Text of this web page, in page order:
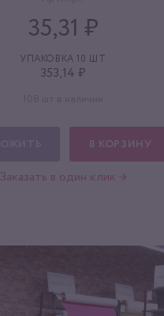
35,31 ₽
УПАКОВКА 10 ШТ
353,14 ₽
В КОРЗИНУ
Заказать в один клик →